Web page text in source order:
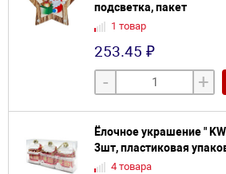
подсветка, пакет
1 товар
253.45 ₽
- +
Ёлочное украшение "
3шт, пластиковая
4 товара